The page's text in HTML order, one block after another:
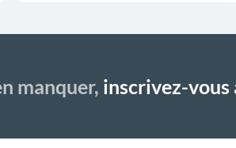
manquer, inscrivez-